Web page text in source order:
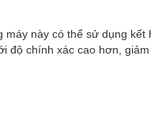
này có thể sử dụng kết
độ chính xác cao hơn,